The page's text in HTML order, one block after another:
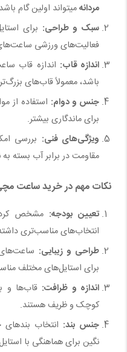
مردانهمیتواند اولین گام
سبک و طراحی: برای
فعالیت‌های ورزشی
اندازه قاب: اندازه قاب
باشد، معمولاً قاب‌های
جنس و دوام: استفاده از
برای ماندگاری بیشتر.
ویژگی‌های فنی: بررسی
مقاومت در برابر آب بسته به
نکات مهم در خرید ساعت
تعیین بودجه: مشخص
انتخاب‌های مناسب‌تری
طراحی و زیبایی:
برای استایل‌های مختلف
اندازه و ظرافت: قاب‌ها و
کوچک و ظریف هستند.
جنس بند: انتخاب
نگین برای هماهنگی با استایل